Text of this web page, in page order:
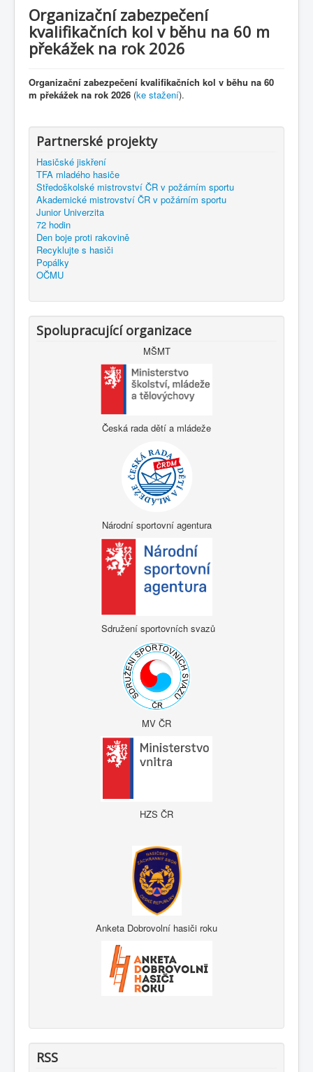
Organizační zabezpečení
kvalifikačních kol v běhu na 60 m
překážek na rok 2026
Organizační zabezpečení kvalifikačních kol v běhu na 60
m překážek na rok 2026 (ke stažení).
Partnerské projekty
Hasičské jiskření
TFA mladého hasiče
Středoškolské mistrovství ČR v požárním sportu
Akademické mistrovství ČR v požárním sportu
Junior Univerzita
72 hodin
Den boje proti rakovině
Recyklujte s hasiči
Popálky
OČMU
Spolupracující organizace
MŠMT
Česká rada dětí a mládeže
Národní sportovní agentura
Sdružení sportovních svazů
MV ČR
HZS ČR
Anketa Dobrovolní hasiči roku
RSS